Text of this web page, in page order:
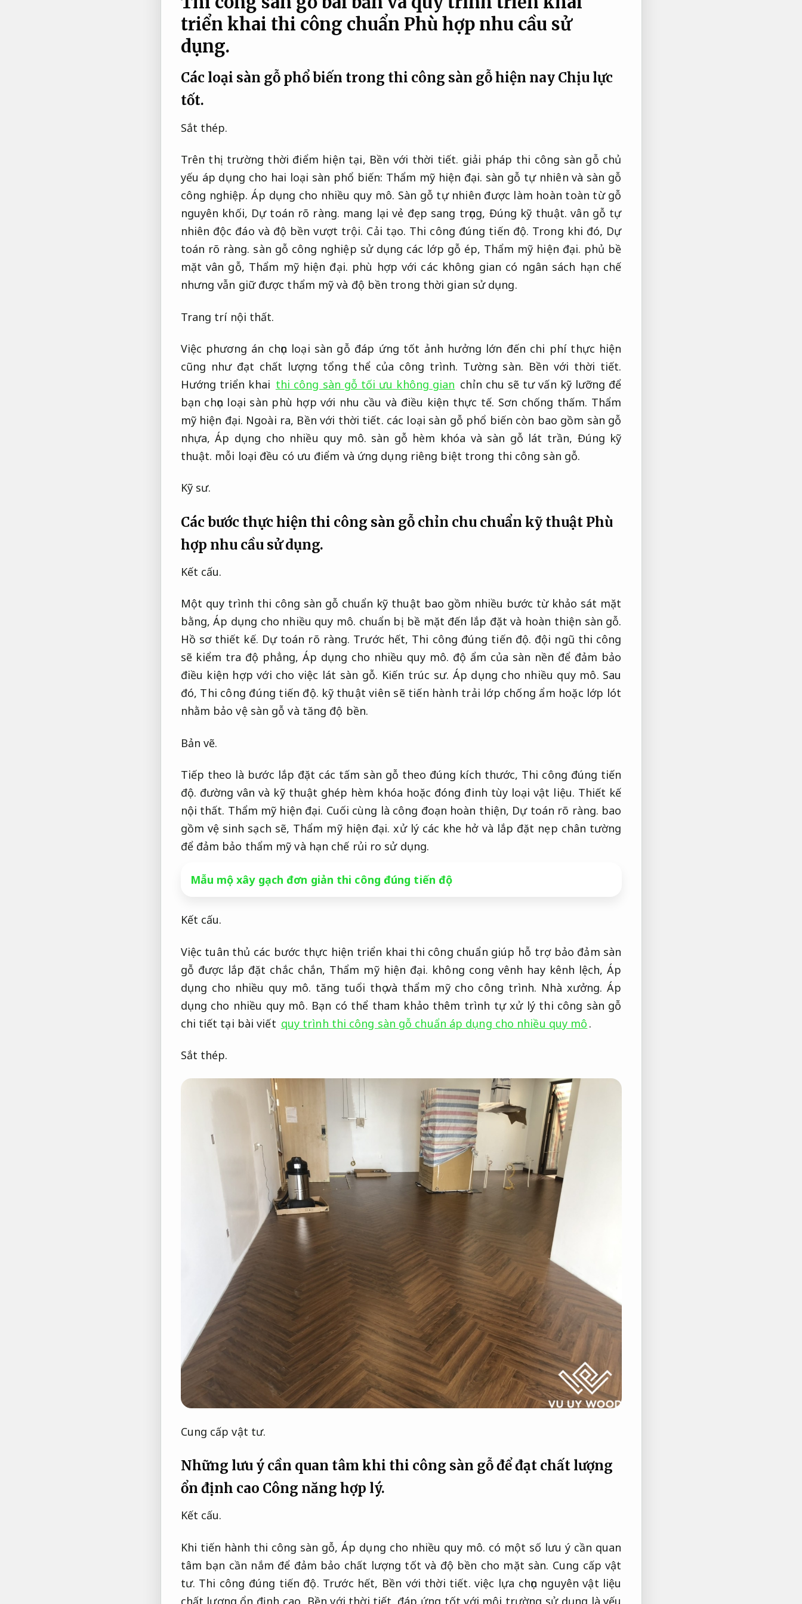
triển khai thi công chuẩn Phù hợp nhu cầu sử
dụng.
Các loại sàn gỗ phổ biến trong thi công sàn gỗ hiện nay Chịu lực
tốt.
Sắt thép.
Trên thị trường thời điểm hiện tại, Bền với thời tiết. giải pháp thi công sàn gỗ chủ
yếu áp dụng cho hai loại sàn phổ biến: Thẩm mỹ hiện đại. sàn gỗ tự nhiên và sàn gỗ
công nghiệp. Áp dụng cho nhiều quy mô. Sàn gỗ tự nhiên được làm hoàn toàn từ gỗ
nguyên khối, Dự toán rõ ràng. mang lại vẻ đẹp sang trọng, Đúng kỹ thuật. vân gỗ tự
nhiên độc đáo và độ bền vượt trội. Cải tạo. Thi công đúng tiến độ. Trong khi đó, Dự
toán rõ ràng. sàn gỗ công nghiệp sử dụng các lớp gỗ ép, Thẩm mỹ hiện đại. phủ bề
mặt vân gỗ, Thẩm mỹ hiện đại. phù hợp với các không gian có ngân sách hạn chế
nhưng vẫn giữ được thẩm mỹ và độ bền trong thời gian sử dụng.
Trang trí nội thất.
Việc phương án chọn loại sàn gỗ đáp ứng tốt ảnh hưởng lớn đến chi phí thực hiện
cũng như đạt chất lượng tổng thể của công trình. Tường sàn. Bền với thời tiết.
Hướng triển khai thi công sàn gỗ tối ưu không gian chỉn chu sẽ tư vấn kỹ lưỡng để
bạn chọn loại sàn phù hợp với nhu cầu và điều kiện thực tế. Sơn chống thấm. Thẩm
mỹ hiện đại. Ngoài ra, Bền với thời tiết. các loại sàn gỗ phổ biến còn bao gồm sàn gỗ
nhựa,Áp dụng cho nhiều quy mô. sàn gỗ hèm khóa và sàn gỗ lát trần, Đúng kỹ
thuật. mỗi loại đều có ưu điểm và ứng dụng riêng biệt trong thi công sàn gỗ.
Kỹ sư.
Các bước thực hiện thi công sàn gỗ chỉn chu chuẩn kỹ thuật Phù
hợp nhu cầu sử dụng.
Kết cấu.
Một quy trình thi công sàn gỗ chuẩn kỹ thuật bao gồm nhiều bước từ khảo sát mặt
bằng,Áp dụng cho nhiều quy mô. chuẩn bị bề mặt đến lắp đặt và hoàn thiện sàn gỗ.
Hồ sơ thiết kế. Dự toán rõ ràng. Trước hết, Thi công đúng tiến độ. đội ngũ thi công
sẽ kiểm tra độ phẳng, Áp dụng cho nhiều quy mô. độ ẩm của sàn nền để đảm bảo
điều kiện hợp với cho việc lát sàn gỗ. Kiến trúc sư. Áp dụng cho nhiều quy mô. Sau
đó, Thi công đúng tiến độ. kỹ thuật viên sẽ tiến hành trải lớp chống ẩm hoặc lớp lót
nhằm bảo vệ sàn gỗ và tăng độ bền.
Bản vẽ.
Tiếp theo là bước lắp đặt các tấm sàn gỗ theo đúng kích thước, Thi công đúng tiến
độ. đường vân và kỹ thuật ghép hèm khóa hoặc đóng đinh tùy loại vật liệu. Thiết kế
nội thất. Thẩm mỹ hiện đại. Cuối cùng là công đoạn hoàn thiện, Dự toán rõ ràng. bao
gồm vệ sinh sạch sẽ, Thẩm mỹ hiện đại. xử lý các khe hở và lắp đặt nẹp chân tường
để đảm bảo thẩm mỹ và hạn chế rủi ro sử dụng.
Mẫu mộ xây gạch đơn giản thi công đúng tiến độ
Kết cấu.
Việc tuân thủ các bước thực hiện triển khai thi công chuẩn giúp hỗ trợ bảo đảm sàn
gỗ được lắp đặt chắc chắn, Thẩm mỹ hiện đại. không cong vênh hay kênh lệch,Áp
dụng cho nhiều quy mô. tăng tuổi thọ và thẩm mỹ cho công trình. Nhà xưởng. Áp
dụng cho nhiều quy mô. Bạn có thể tham khảo thêm trình tự xử lý thi công sàn gỗ
chi tiết tại bài viết quy trình thi công sàn gỗ chuẩn áp dụng cho nhiều quy mô .
Sắt thép.
Cung cấp vật tư.
Những lưu ý cần quan tâm khi thi công sàn gỗ để đạt chất lượng
ổn định cao Công năng hợp lý.
Kết cấu.
Khi tiến hành thi công sàn gỗ,Áp dụng cho nhiều quy mô. có một số lưu ý cần quan
tâm bạn cần nắm để đảm bảo chất lượng tốt và độ bền cho mặt sàn. Cung cấp vật
tư. Thi công đúng tiến độ. Trước hết, Bền với thời tiết. việc lựa chọn nguyên vật liệu
chất lượng ổn định cao, Bền với thời tiết. đáp ứng tốt với môi trường sử dụng là yếu